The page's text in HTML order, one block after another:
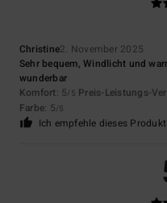
Christine2. November 2025
Sehr bequem, Windlicht und
wunderbar
Komfort: 5/5 Preis-Leistungs-
Farbe: 5/5
Ich empfehle dieses Produkt